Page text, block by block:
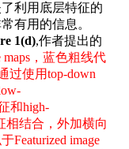
利用底层特征的
有用的信息。
1(d),作者提出的
，蓝色粗线代
过使用top-down
和high-
相结合，外加横向
Featurized image